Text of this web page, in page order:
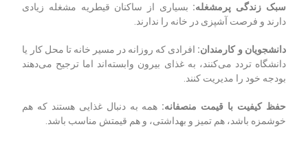
سبک زندگی پرمشغله: بسیاری از ساکنان قیطریه مشغله زیادی
دارند و فرصت آشپزی در خانه را ندارند.
دانشجویان و کارمندان: افرادی که روزانه در مسیر خانه تا محل کار یا
دانشگاه تردد می‌کنند، به غذای بیرون وابسته‌اند اما ترجیح می‌دهند
بودجه خود را مدیریت کنند.
حفظ کیفیت با قیمت منصفانه: همه به دنبال غذایی هستند که هم
خوشمزه باشد، هم تمیز و بهداشتی، و هم قیمتش مناسب باشد.